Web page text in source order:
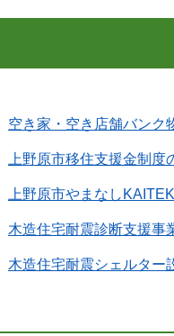
空き家・空き店舗バンク
上野原市移住支援金制度
上野原市やまなし
木造住宅耐震診断支援事
木造住宅耐震シェルター